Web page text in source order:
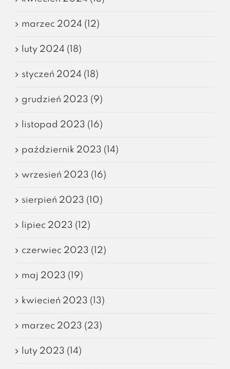
marzec 2024 (12)
luty 2024 (18)
styczeń 2024 (18)
grudzień 2023 (9)
listopad 2023 (16)
październik 2023 (14)
wrzesień 2023 (16)
sierpień 2023 (10)
lipiec 2023 (12)
czerwiec 2023 (12)
maj 2023 (19)
kwiecień 2023 (13)
marzec 2023 (23)
luty 2023 (14)